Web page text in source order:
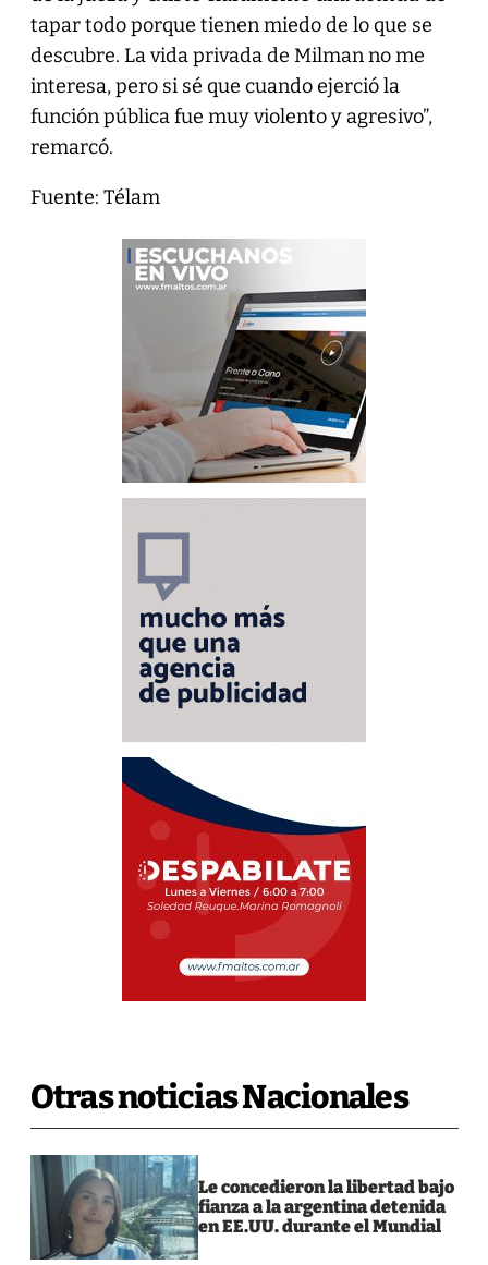
tapar todo porque tienen miedo de lo que se
descubre. La vida privada de Milman no me
interesa, pero si sé que cuando ejerció la
función pública fue muy violento y agresivo”,
remarcó.
Fuente: Télam
Otras noticias Nacionales
Le concedieron la libertad bajo
fianza a la argentina detenida
en EE.UU. durante el Mundial